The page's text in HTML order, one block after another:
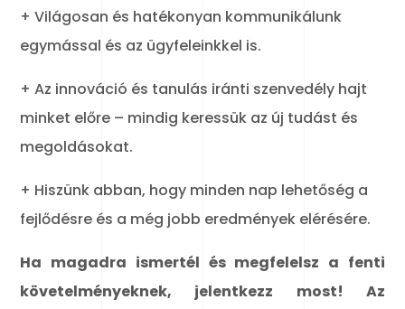
+ Világosan és hatékonyan kommunikálunk
egymással és az ügyfeleinkkel is.
+ Az innováció és tanulás iránti szenvedély hajt
minket előre – mindig keressük az új tudást és
megoldásokat.
+ Hiszünk abban, hogy minden nap lehetőség a
fejlődésre és a még jobb eredmények elérésére.
Ha magadra ismertél és megfelelsz a fenti
követelményeknek, jelentkezz most! Az